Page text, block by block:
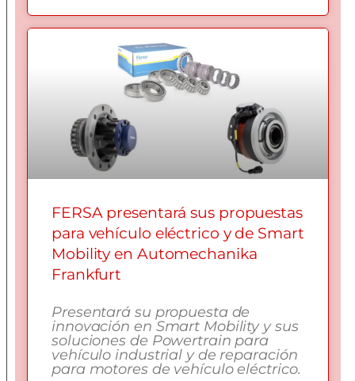
FERSA presentará sus propuestas
para vehículo eléctrico y de Smart
Mobility en Automechanika
Frankfurt
Presentará su propuesta de
innovación en Smart Mobility y sus
soluciones de Powertrain para
vehículo industrial y de reparación
para motores de vehículo eléctrico.